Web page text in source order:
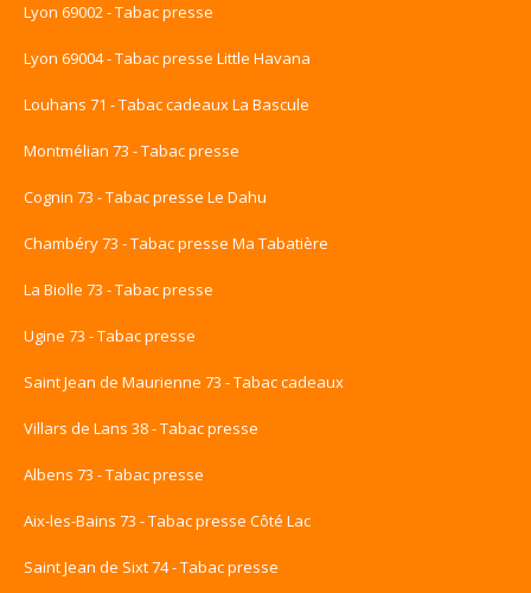
Lyon 69002 - Tabac presse
Lyon 69004 - Tabac presse Little Havana
Louhans 71 - Tabac cadeaux La Bascule
Montmélian 73 - Tabac presse
Cognin 73 - Tabac presse Le Dahu
Chambéry 73 - Tabac presse Ma Tabatière
La Biolle 73 - Tabac presse
Ugine 73 - Tabac presse
Saint Jean de Maurienne 73 - Tabac cadeaux
Villars de Lans 38 - Tabac presse
Albens 73 - Tabac presse
Aix-les-Bains 73 - Tabac presse Côté Lac
Saint Jean de Sixt 74 - Tabac presse